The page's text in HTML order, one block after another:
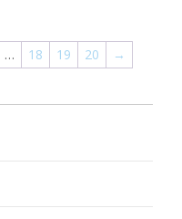
… 18 19 20 →